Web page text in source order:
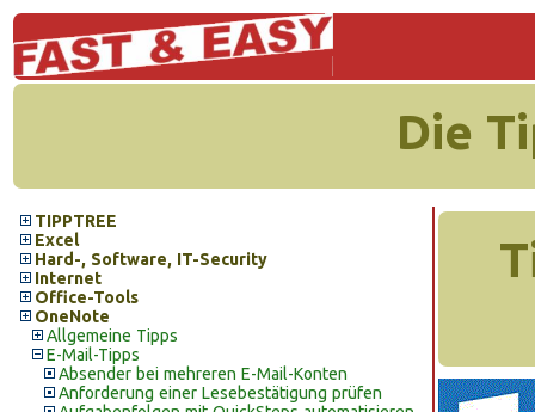
Die
TIPPTREE
Excel
Hard-, Software, IT-Security
Internet
Office-Tools
OneNote
Allgemeine Tipps
E-Mail-Tipps
Absender bei mehreren E-Mail-Konten
Anforderung einer Lesebestätigung prüfen